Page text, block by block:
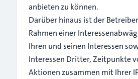
anbieten zu können.
Darüber hinaus ist der
Rahmen einer
Ihren und seinen Interessen
Interessen Dritter, Zeitpunkte
Aktionen zusammen mit Ihrer